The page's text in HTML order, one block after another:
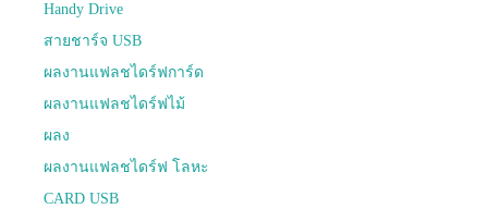
Handy Drive
สายชาร์จ USB
ผลงานแฟลชไดร์ฟการ์ด
ผลงานแฟลชไดร์ฟไม้
ผลง
ผลงานแฟลชไดร์ฟ โลหะ
CARD USB